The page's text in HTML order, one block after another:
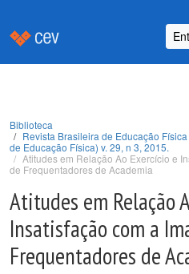
Biblioteca
Revista Brasileira de Educação
de Educação Física) v. 29, n 3, 2015.
Atitudes em Relação Ao Exercício e
de Frequentadores de Academia
Atitudes em Relação
Insatisfação com a
Frequentadores de